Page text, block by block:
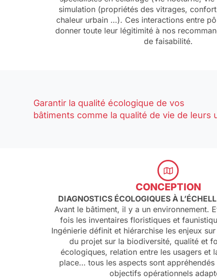
simulation (propriétés des vitrages,
chaleur urbain …). Ces interactions entre
donner toute leur légitimité à nos
de faisabilité.
Garantir la qualité écologique de vos
bâtiments comme la qualité de vie de leurs
CONCEPTION
DIAGNOSTICS ÉCOLOGIQUES À
Avant le bâtiment, il y a un environnement.
fois les inventaires floristiques et
Ingénierie définit et hiérarchise les enjeux
du projet sur la biodiversité, qualité et
écologiques, relation entre les usagers et
place… tous les aspects sont appréhendés
objectifs opérationnels